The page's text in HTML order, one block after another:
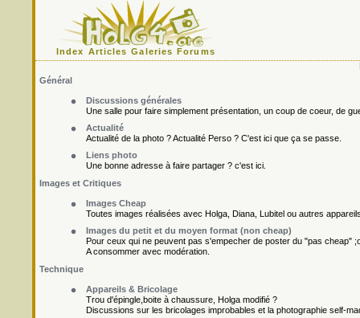
Index Articles Galeries Forums
Général
Discussions générales
Une salle pour faire simplement présentation, un coup de coeur, de
Actualité
Actualité de la photo ? Actualité Perso ? C'est ici que ça se passe.
Liens photo
Une bonne adresse à faire partager ? c'est ici.
Images et Critiques
Images Cheap
Toutes images réalisées avec Holga, Diana, Lubitel ou autres
Images du petit et du moyen format (non cheap)
Pour ceux qui ne peuvent pas s'empecher de poster du "pas cheap"
A consommer avec modération.
Technique
Appareils & Bricolage
Trou d'épingle,boite à chaussure, Holga modifié ?
Discussions sur les bricolages improbables et la photographie self-